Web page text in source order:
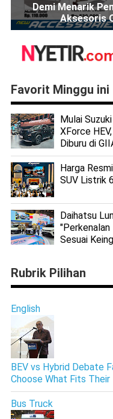
Demi Menarik
Aksesoris
Favorit Minggu ini
Mulai
XForce
Diburu di
Harga
SUV Listrik
Daihatsu
"Perkenalan
Sesuai
Rubrik Pilihan
English
BEV vs Hybrid Debate
Choose What Fits Their
Bus Truck